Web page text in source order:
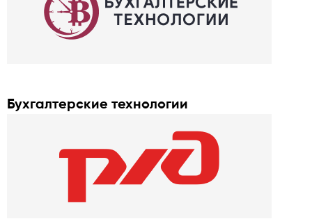
Бухгалтерские технологии